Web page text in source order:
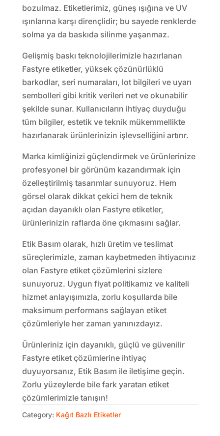
bozulmaz. Etiketlerimiz, güneş ışığına ve UV
ışınlarına karşı dirençlidir; bu sayede renklerde
solma ya da baskıda silinme yaşanmaz.
Gelişmiş baskı teknolojilerimizle hazırlanan
Fastyre etiketler, yüksek çözünürlüklü
barkodlar, seri numaraları, lot bilgileri ve uyarı
sembolleri gibi kritik verileri net ve okunabilir
şekilde sunar. Kullanıcıların ihtiyaç duyduğu
tüm bilgiler, estetik ve teknik mükemmellikte
hazırlanarak ürünlerinizin işlevselliğini artırır.
Marka kimliğinizi güçlendirmek ve ürünlerinize
profesyonel bir görünüm kazandırmak için
özelleştirilmiş tasarımlar sunuyoruz. Hem
görsel olarak dikkat çekici hem de teknik
açıdan dayanıklı olan Fastyre etiketler,
ürünlerinizin raflarda öne çıkmasını sağlar.
Etik Basım olarak, hızlı üretim ve teslimat
süreçlerimizle, zaman kaybetmeden ihtiyacınız
olan Fastyre etiket çözümlerini sizlere
sunuyoruz. Uygun fiyat politikamız ve kaliteli
hizmet anlayışımızla, zorlu koşullarda bile
maksimum performans sağlayan etiket
çözümleriyle her zaman yanınızdayız.
Ürünleriniz için dayanıklı, güçlü ve güvenilir
Fastyre etiket çözümlerine ihtiyaç
duyuyorsanız, Etik Basım ile iletişime geçin.
Zorlu yüzeylerde bile fark yaratan etiket
çözümlerimizle tanışın!
Category: Kağıt Bazlı Etiketler